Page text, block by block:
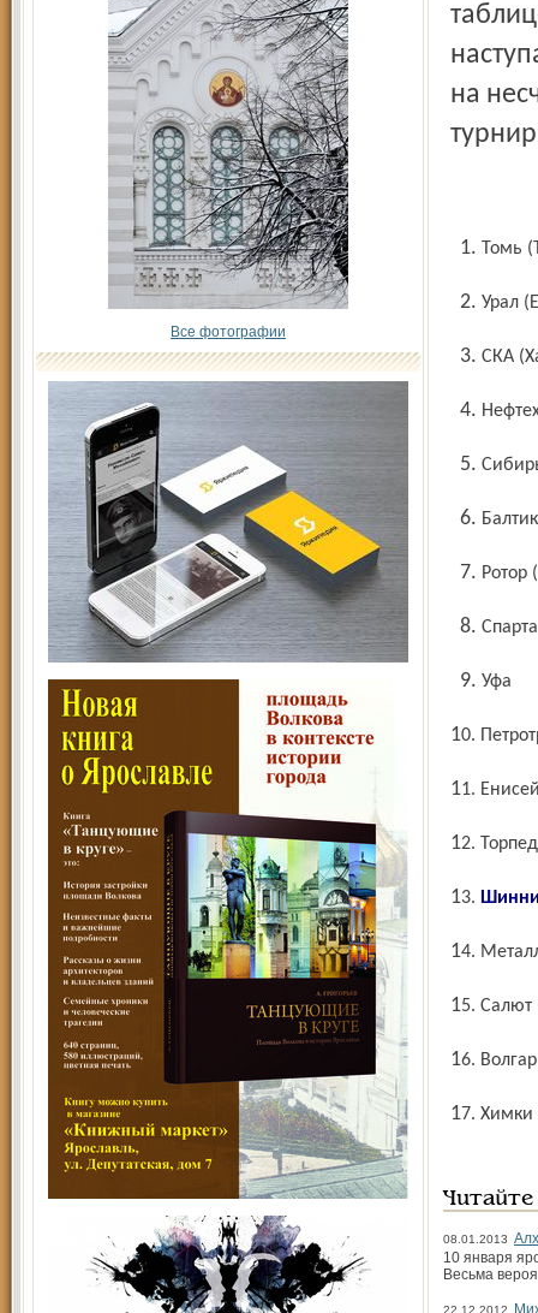
Все фотографии
на
1. Томь
2. Урал
3. СКА
4.
5.
6.
7.
8.
9. Уфа
10.
11.
12.
13.
14.
15.
16.
17. Химки
08.01.2013
10 января
Весьма
22.12.2012